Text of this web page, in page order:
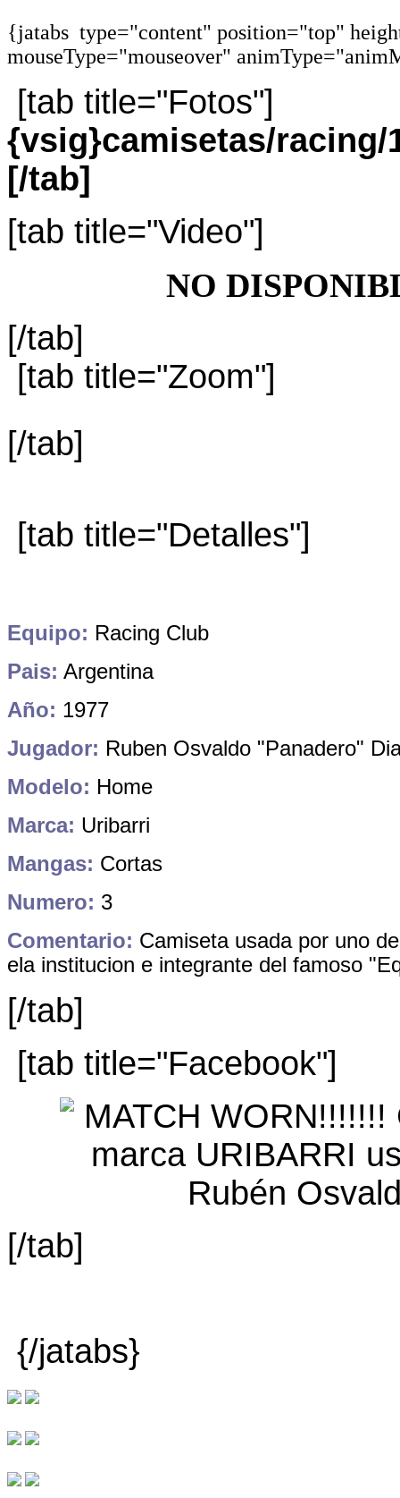
{jatabs type="content" position="top"
mouseType="mouseover"
[tab title="Fotos"]
{vsig}camisetas/racing/
[/tab]
[tab title="Video"]
NO
[/tab]
[tab title="Zoom"]
[/tab]
[tab title="Detalles"]
Equipo: Racing Club
Pais: Argentina
Año: 1977
Jugador: Ruben Osvaldo "Panadero"
Modelo: Home
Marca: Uribarri
Mangas: Cortas
Numero: 3
Comentario: Camiseta usada por uno
ela institucion e integrante del famoso
[/tab]
[tab title="Facebook"]
[/tab]
{/jatabs}